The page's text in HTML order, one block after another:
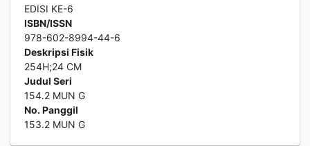
EDISI KE-6
ISBN/ISSN
978-602-8994-44-6
Deskripsi Fisik
254H;24 CM
Judul Seri
154.2 MUN G
No. Panggil
153.2 MUN G